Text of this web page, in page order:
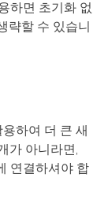
하면 초기화 없
략할 수 있습니
하여 더 큰 새
가 아니라면,
연결하셔야 합